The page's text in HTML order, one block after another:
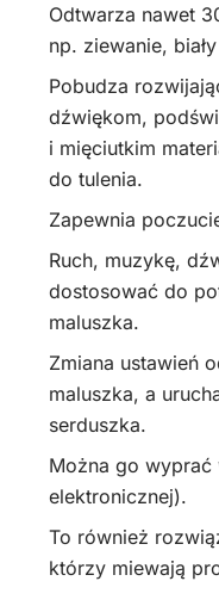
Odtwarza nawet
np. ziewanie,
Pobudza
dźwiękom,
i mięciutkim
do tulenia.
Zapewnia
Ruch, muzykę,
dostosować do
maluszka.
Zmiana ustawień
maluszka, a
serduszka.
Można go
elektronicznej).
To również
którzy miewają